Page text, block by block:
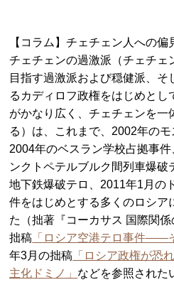
【コラム】チェチェン人への偏
チェチェンの過激派（チェチェ
目指す過激派および穏健派、
るカディロフ政権をはじめとし
がかなり広く、チェチェンを一
る）は、これまで、2002年のモ
2004年のベスラン学校占拠事
ンクトペテルブルク間列車爆破
地下鉄爆破テロ、2011年1月の
件をはじめとする多くのロシア
た（拙著『コーカサス 国際関
拙稿 「ロシア空港テロ事件――
年3月の拙稿 「ロシア政権が恐
主化ドミノ」 などを参照された